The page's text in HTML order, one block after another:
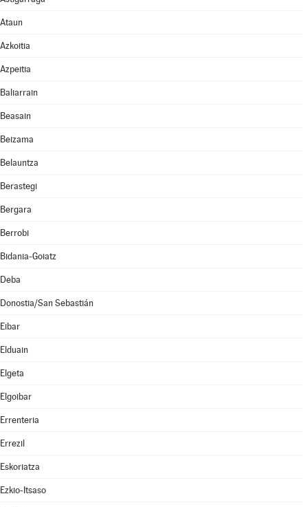
Ataun
Azkoitia
Azpeitia
Baliarrain
Beasain
Beizama
Belauntza
Berastegi
Bergara
Berrobi
Bidania-Goiatz
Deba
Donostia/San Sebastián
Eibar
Elduain
Elgeta
Elgoibar
Errenteria
Errezil
Eskoriatza
Ezkio-Itsaso